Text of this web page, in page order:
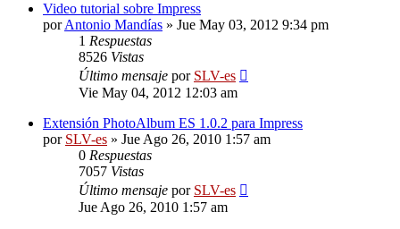
Video tutorial sobre Impress
porAntonio Mandías » Jue May 03, 2012 9:34 pm
1 Respuestas
8526 Vistas
Último mensaje por SLV-es
Vie May 04, 2012 12:03 am
Extensión PhotoAlbum ES 1.0.2 para Impress
por SLV-es » Jue Ago 26, 2010 1:57 am
0 Respuestas
7057 Vistas
Último mensaje por SLV-es
Jue Ago 26, 2010 1:57 am